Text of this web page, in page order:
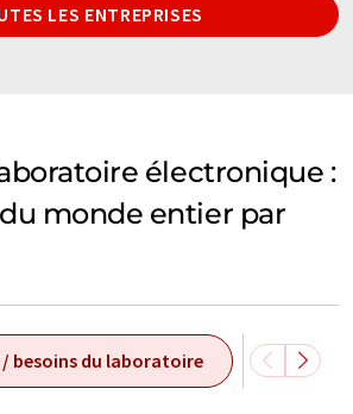
LES ENTREPRISES
électronique :
monde entier par
besoins du laboratoire